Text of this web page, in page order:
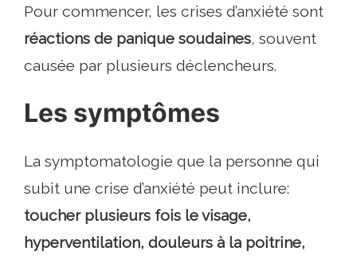
Pour commencer, les crises d’anxiété sont
réactions de panique soudaines, souvent
causée par plusieurs déclencheurs.
Les symptômes
La symptomatologie que la personne qui
subit une crise d’anxiété peut inclure:
toucher plusieurs fois le visage,
hyperventilation, douleurs à la poitrine,